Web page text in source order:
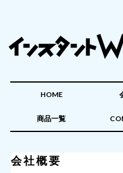
HOME
商品一覧
会社概要